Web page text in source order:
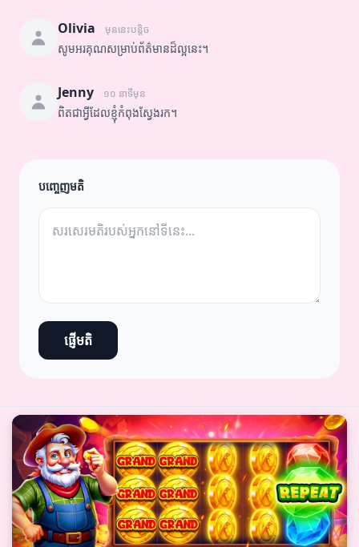
Olivia មុននេះបន្តិច
សូមអរគុណសម្រាប់ព័ត៌មានដ៏ល្អនេះ។
Jenny ១០ នាទីមុន
ពិតជាអ្វីដែលខ្ញុំកំពុងស្វែងរក។
បញ្ចេញមតិ
ផ្ញើមតិ